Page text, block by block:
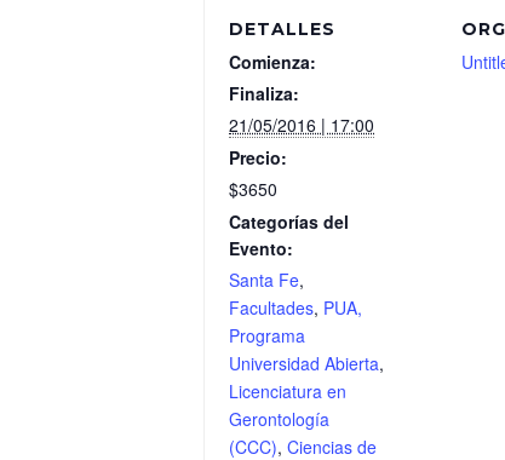
DETALLES
Comienza:
Finaliza:
21/05/2016 | 17:00
Precio:
$3650
Categorías del
Evento:
Santa Fe,
Facultades, PUA,
Programa
Universidad Abierta,
Licenciatura en
Gerontología
(CCC), Ciencias de